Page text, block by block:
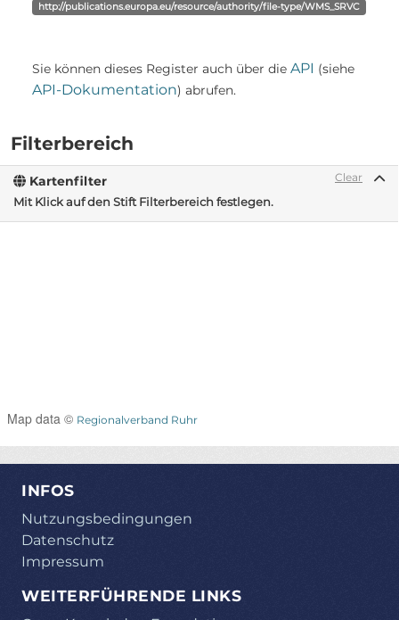
Filterbereich
Clear
Kartenfilter
Mit Klick auf den Stift Filterbereich festlegen.
Map data © Regionalverband Ruhr
http://publications.europa.eu/resource/authority/file-type/WMS_SRVC
Sie können dieses Register auch über die API (siehe
API-Dokumentation) abrufen.
INFOS
Nutzungsbedingungen
Datenschutz
Impressum
WEITERFÜHRENDE LINKS